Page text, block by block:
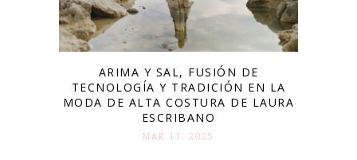
ARIMA Y SAL, FUSIÓN DE
TECNOLOGÍA Y TRADICIÓN EN LA
MODA DE ALTA COSTURA DE LAURA
ESCRIBANO
MAR 13. 2025